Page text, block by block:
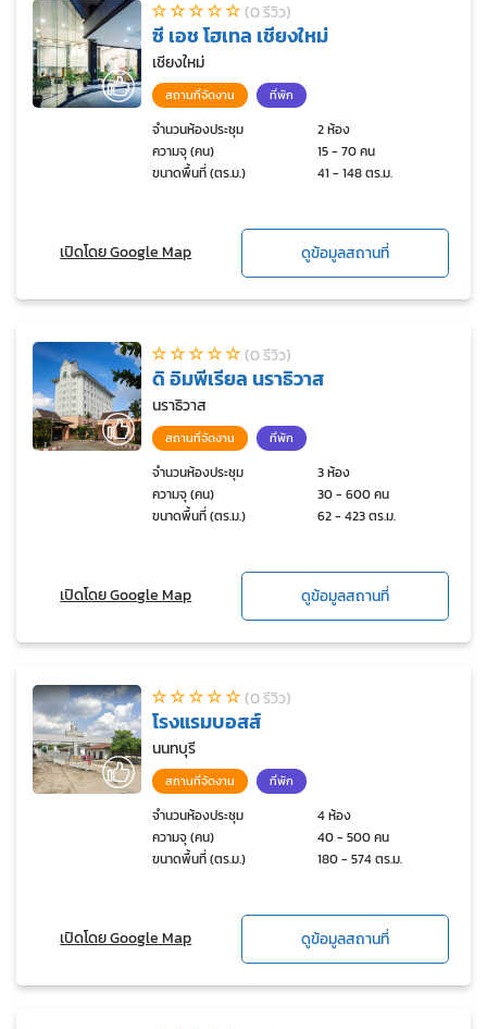
(0 รีวิว)
ซี เอช โฮเทล เชียงใหม่
เชียงใหม่
สถานที่จัดงาน ที่พัก
จำนวนห้องประชุม
2 ห้อง
ความจุ (คน)
15 - 70 คน
ขนาดพื้นที่ (ตร.ม.)
41 - 148 ตร.ม.
เปิดโดย Google Map ดูข้อมูลสถานที่
(0 รีวิว)
ดิ อิมพีเรียล นราธิวาส
นราธิวาส
สถานที่จัดงาน ที่พัก
จำนวนห้องประชุม
3 ห้อง
ความจุ (คน)
30 - 600 คน
ขนาดพื้นที่ (ตร.ม.)
62 - 423 ตร.ม.
เปิดโดย Google Map ดูข้อมูลสถานที่
(0 รีวิว)
โรงแรมบอสส์
นนทบุรี
สถานที่จัดงาน ที่พัก
จำนวนห้องประชุม
4 ห้อง
ความจุ (คน)
40 - 500 คน
ขนาดพื้นที่ (ตร.ม.)
180 - 574 ตร.ม.
เปิดโดย Google Map ดูข้อมูลสถานที่